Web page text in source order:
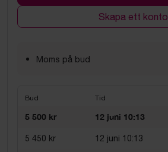
Skapa ett konto
Moms på bud
Bud Tid
5 500 kr 12 juni 10:13
5 450 kr 12 juni 10:13